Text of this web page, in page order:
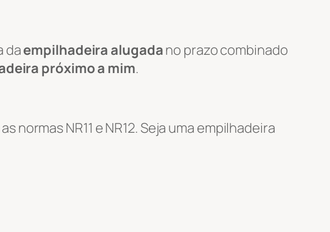
daempilhadeira alugadano prazo combinado
próximo a mim.
NR11 e NR12. Seja uma empilhadeira